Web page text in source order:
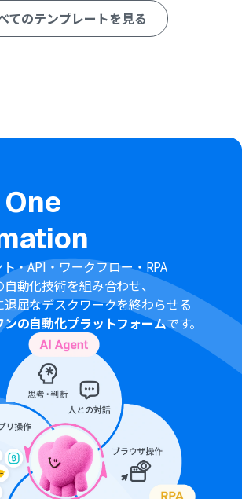
を作成するアクションでは、Zendeskのチ
得した件名や本文などの情報を引用し、
ルや本文などに自由に設定が可能です。
るアプリとなっております。フリープラン・
サクセスプランなどの有料プランは、2週
アルを行うことが可能です。無料トライア
象のアプリを使用することができます。
、10分、15分、30分、60分の間隔で起動
きます。
最短の起動間隔が異なりますので、ご注意
てのテンプレートを見る
・API・ワークフロー・RPA
動化技術を組み合わせ、
退屈なデスクワークを終わらせる
ンの自動化プラットフォームです。